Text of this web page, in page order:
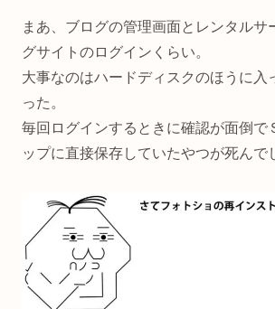
まあ、ブログの管理画面とレンタルサ
グサイトのログインくらい。
大事なのはハードディスクのほうに入
った。
毎回ログインするときに確認が面倒で
ップに直接保存していたやつが死んで